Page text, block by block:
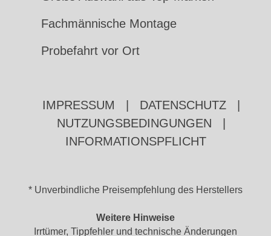
Fachmännische Montage
Probefahrt vor Ort
IMPRESSUM DATENSCHUTZ
NUTZUNGSBEDINGUNGEN
INFORMATIONSPFLICHT
* Unverbindliche Preisempfehlung des Herstellers
Weitere Hinweise
Irrtümer, Tippfehler und technische Änderungen